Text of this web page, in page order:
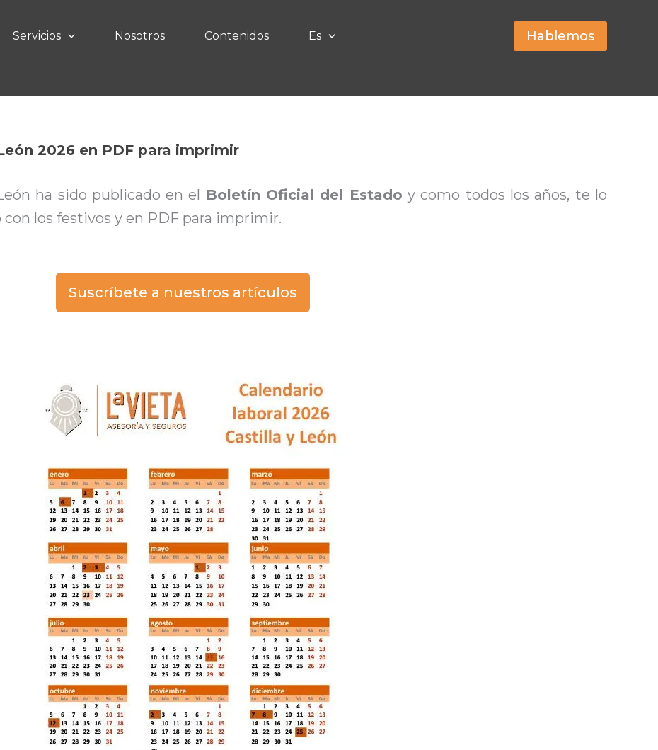
Servicios Nosotros Contenidos Es Hablemos
2026 en PDF para imprimir
ha sido publicado en el Boletín Oficial del Estado y como todos los años, te lo
los festivos y en PDF para imprimir.
Suscríbete a nuestros artículos